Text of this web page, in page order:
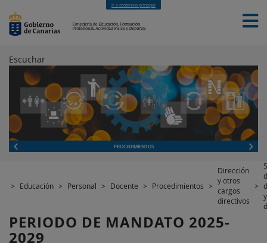
Ir a contenido principal
INICIO EDUCACIÓN
FORMACIÓN PROFESIONAL
CUALIFICACIONES PROFESIONALES
DEPORTES
CONTACTO
[INTRANET]
Escuchar
PROCEDIMIENTOS
> Educación > Personal > Docente > Procedimientos >
Dirección
y otros
cargos
directivos
>
y
PERIODO DE MANDATO 2025-
2029